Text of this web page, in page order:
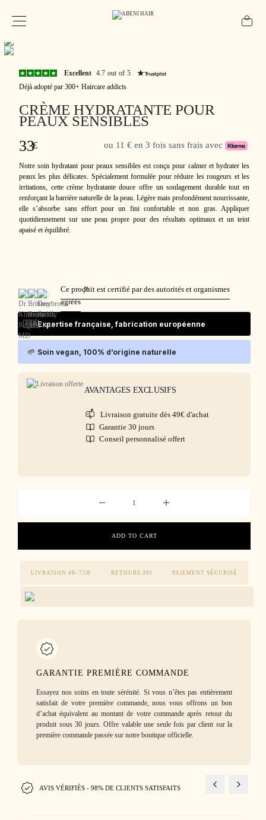
Excellent 4.7 out of 5
Déjà adopté par 300+ Haircare addicts
CRÈME HYDRATANTE POUR
PEAUX SENSIBLES
33
€ ou 11 € en 3 fois sans frais avec
Notre soin hydratant pour peaux sensibles est conçu pour calmer et hydrater les
peaux les plus délicates. Spécialement formulée pour réduire les rougeurs et les
irritations, cette crème hydratante douce offre un soulagement durable tout en
renforçant la barrière naturelle de la peau. Légère mais profondément nourrissante,
elle s’absorbe sans effort pour un fini confortable et non gras. Appliquer
quotidiennement sur une peau propre pour des résultats optimaux et un teint
apaisé et équilibré.
Ce produit est certifié par des autorités et organismes
agréés
🇫🇷Expertise française, fabrication européenne
🌱 Soin vegan, 100% d’origine naturelle
AVANTAGES EXCLUSIFS
Livraison gratuite dès 49€ d'achat
Garantie 30 jours
Conseil personnalisé offert
ADD TO CART
LIVRAISON 48–72H RETOURS 30J PAIEMENT SÉCURISÉ
GARANTIE PREMIÈRE COMMANDE
Essayez nos soins en toute sérénité. Si vous n’êtes pas entièrement
satisfait de votre première commande, nous vous offrons un bon
d’achat équivalent au montant de votre commande après retour du
produit sous 30 jours. Offre valable une seule fois par client sur la
première commande passée sur notre boutique officielle.
AVIS VÉRIFIÉS - 98% DE CLIENTS SATISFAITS